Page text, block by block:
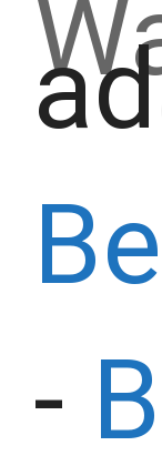
-